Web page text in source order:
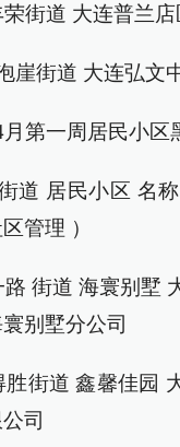
街道 大连普兰
崖街道 大连弘文
第一周居民小区
道 居民小区 名
管理 ）
街道 海寰别墅
别墅分公司
胜街道 鑫馨佳园
司